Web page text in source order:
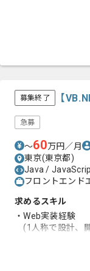
募集終了 【
急募
〜60万円／月
東京(東京都)
Java /
フロントエンド
求めるスキル
・Web実装経験
(1人称で設計、